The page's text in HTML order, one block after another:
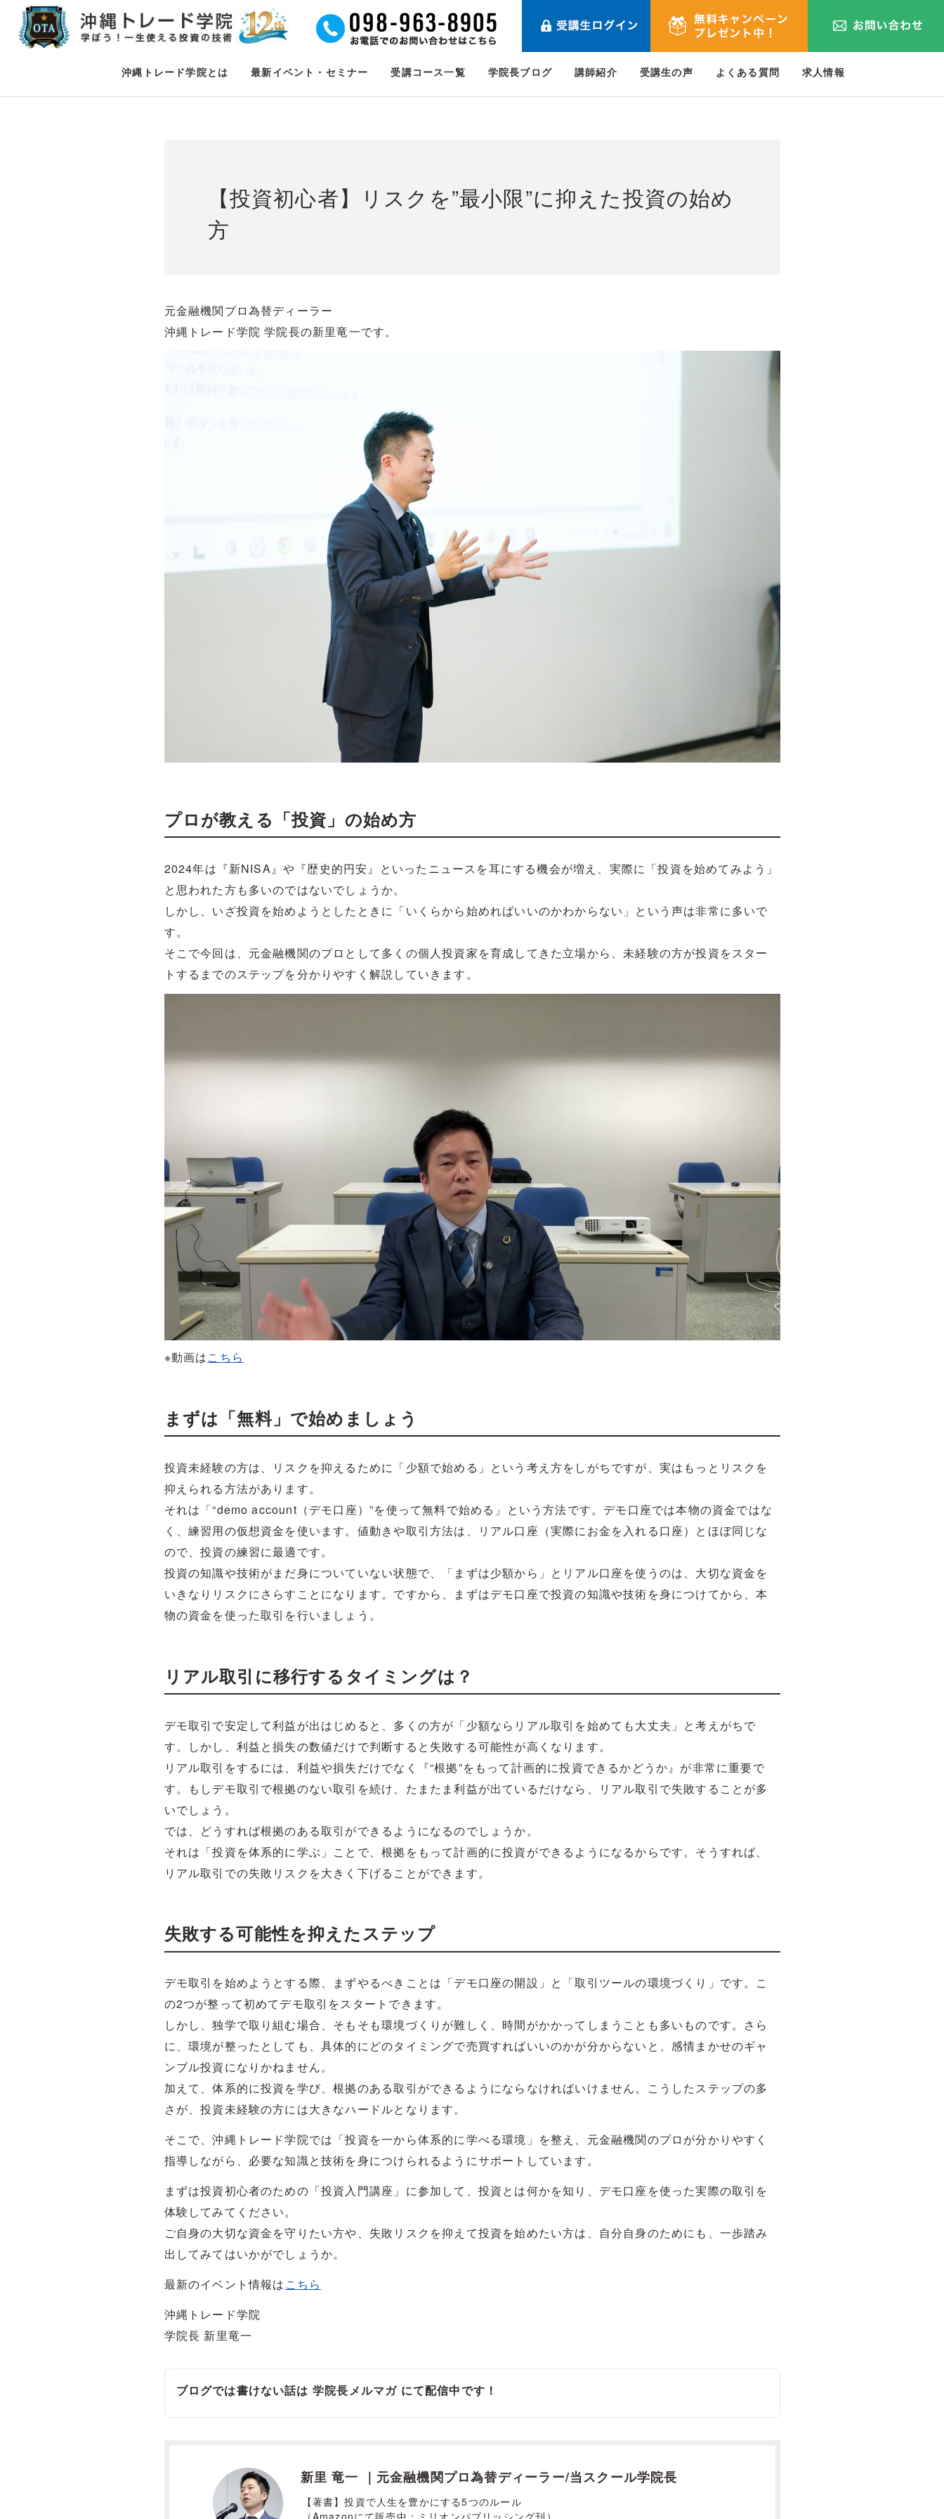
沖縄トレード学院とは 最新イベント・セミナー 受講コース一覧 学院長ブログ 講師紹介 受講生の声 よくある質問 求人情報
【投資初心者】リスクを”最小限”に抑えた投資の始め
方
元金融機関プロ為替ディーラー
沖縄トレード学院 学院長の新里竜一です。
プロが教える「投資」の始め方
2024年は『新NISA』や『歴史的円安』といったニュースを耳にする機会が増え、実際に「投資を始めてみよう」
と思われた方も多いのではないでしょうか。
しかし、いざ投資を始めようとしたときに「いくらから始めればいいのかわからない」という声は非常に多いで
す。
そこで今回は、元金融機関のプロとして多くの個人投資家を育成してきた立場から、未経験の方が投資をスター
トするまでのステップを分かりやすく解説していきます。
※動画はこちら
まずは「無料」で始めましょう
投資未経験の方は、リスクを抑えるために「少額で始める」という考え方をしがちですが、実はもっとリスクを
抑えられる方法があります。
それは「“demo account（デモ口座）”を使って無料で始める」という方法です。デモ口座では本物の資金ではな
く、練習用の仮想資金を使います。値動きや取引方法は、リアル口座（実際にお金を入れる口座）とほぼ同じな
ので、投資の練習に最適です。
投資の知識や技術がまだ身についていない状態で、「まずは少額から」とリアル口座を使うのは、大切な資金を
いきなりリスクにさらすことになります。ですから、まずはデモ口座で投資の知識や技術を身につけてから、本
物の資金を使った取引を行いましょう。
リアル取引に移行するタイミングは？
デモ取引で安定して利益が出はじめると、多くの方が「少額ならリアル取引を始めても大丈夫」と考えがちで
す。しかし、利益と損失の数値だけで判断すると失敗する可能性が高くなります。
リアル取引をするには、利益や損失だけでなく『“根拠”をもって計画的に投資できるかどうか』が非常に重要で
す。もしデモ取引で根拠のない取引を続け、たまたま利益が出ているだけなら、リアル取引で失敗することが多
いでしょう。
では、どうすれば根拠のある取引ができるようになるのでしょうか。
それは「投資を体系的に学ぶ」ことで、根拠をもって計画的に投資ができるようになるからです。そうすれば、
リアル取引での失敗リスクを大きく下げることができます。
失敗する可能性を抑えたステップ
デモ取引を始めようとする際、まずやるべきことは「デモ口座の開設」と「取引ツールの環境づくり」です。こ
の2つが整って初めてデモ取引をスタートできます。
しかし、独学で取り組む場合、そもそも環境づくりが難しく、時間がかかってしまうことも多いものです。さら
に、環境が整ったとしても、具体的にどのタイミングで売買すればいいのかが分からないと、感情まかせのギャ
ンブル投資になりかねません。
加えて、体系的に投資を学び、根拠のある取引ができるようにならなければいけません。こうしたステップの多
さが、投資未経験の方には大きなハードルとなります。
そこで、沖縄トレード学院では「投資を一から体系的に学べる環境」を整え、元金融機関のプロが分かりやすく
指導しながら、必要な知識と技術を身につけられるようにサポートしています。
まずは投資初心者のための「投資入門講座」に参加して、投資とは何かを知り、デモ口座を使った実際の取引を
体験してみてください。
ご自身の大切な資金を守りたい方や、失敗リスクを抑えて投資を始めたい方は、自分自身のためにも、一歩踏み
出してみてはいかがでしょうか。
最新のイベント情報は こちら
沖縄トレード学院
学院長 新里竜一
ブログでは書けない話は 学院長メルマガ にて配信中です！
新里 竜一 ｜元金融機関プロ為替ディーラー/当スクール学院長
【著書】投資で人生を豊かにする5つのルール
（Amazonにて販売中：ミリオンパブリッシング刊）